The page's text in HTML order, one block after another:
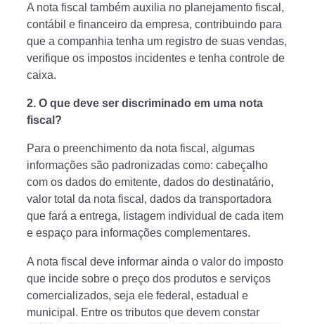
A nota fiscal também auxilia no planejamento fiscal,
contábil e financeiro da empresa, contribuindo para
que a companhia tenha um registro de suas vendas,
verifique os impostos incidentes e tenha controle de
caixa.
2. O que deve ser discriminado em uma nota
fiscal?
Para o preenchimento da nota fiscal, algumas
informações são padronizadas como: cabeçalho
com os dados do emitente, dados do destinatário,
valor total da nota fiscal, dados da transportadora
que fará a entrega, listagem individual de cada item
e espaço para informações complementares.
A nota fiscal deve informar ainda o valor do imposto
que incide sobre o preço dos produtos e serviços
comercializados, seja ele federal, estadual e
municipal. Entre os tributos que devem constar